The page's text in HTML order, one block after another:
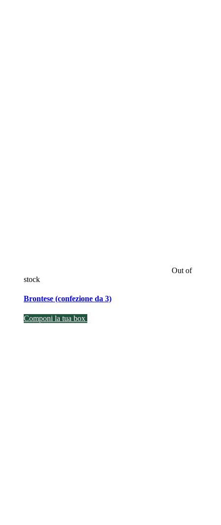
Out of
stock
Brontese (confezione da 3)
Componi la tua box